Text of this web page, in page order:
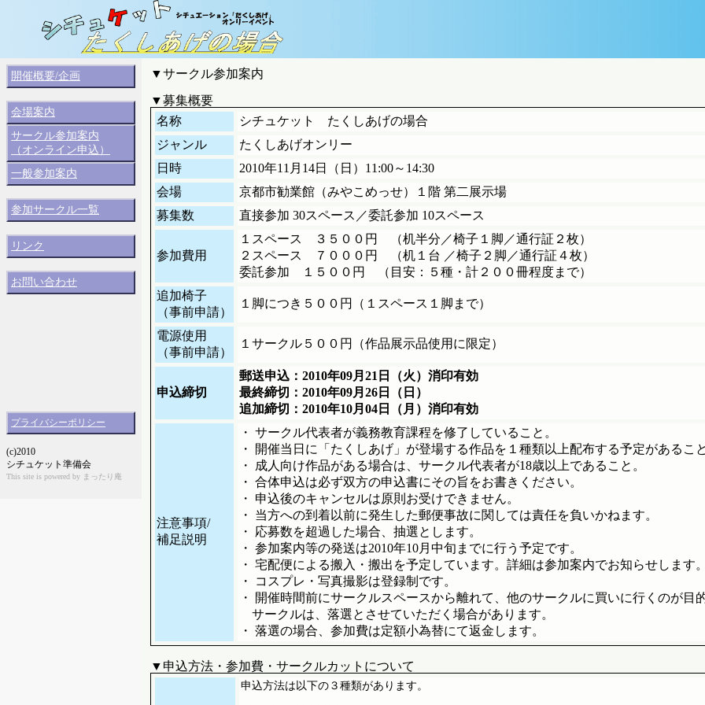
開催概要/企画
会場案内
サークル参加案内
（オンライン申込）
一般参加案内
参加サークル一覧
リンク
お問い合わせ
プライバシーポリシー
(c)2010
シチュケット準備会
This site is powered by まったり庵
▼サークル参加案内
▼募集概要
名称
シチュケット たくしあげの場合
ジャンル
たくしあげオンリー
日時
2010年11月14日（日）11:00～14:30
会場
京都市勧業館（みやこめっせ）１階 第二展示場
募集数
直接参加 30スペース／委託参加 10スペース
参加費用
１スペース ３５００円 （机半分／椅子１脚／通行証２枚）
２スペース ７０００円 （机１台 ／椅子２脚／通行証４枚）
委託参加 １５００円 （目安：５種・計２００冊程度まで）
追加椅子
（事前申請）
１脚につき５００円（１スペース１脚まで）
電源使用
（事前申請）
１サークル５００円（作品展示品使用に限定）
申込締切
郵送申込：2010年09月21日（火）消印有効
最終締切：2010年09月26日（日）
追加締切：2010年10月04日（月）消印有効
注意事項/
補足説明
・ サークル代表者が義務教育課程を修了していること。
・ 開催当日に「たくしあげ」が登場する作品を１種類以上配布する予定があること
・ 成人向け作品がある場合は、サークル代表者が18歳以上であること。
・ 合体申込は必ず双方の申込書にその旨をお書きください。
・ 申込後のキャンセルは原則お受けできません。
・ 当方への到着以前に発生した郵便事故に関しては責任を負いかねます。
・ 応募数を超過した場合、抽選とします。
・ 参加案内等の発送は2010年10月中旬までに行う予定です。
・ 宅配便による搬入・搬出を予定しています。詳細は参加案内でお知らせします。
・ コスプレ・写真撮影は登録制です。
・ 開催時間前にサークルスペースから離れて、他のサークルに買いに行くのが目
サークルは、落選とさせていただく場合があります。
・ 落選の場合、参加費は定額小為替にて返金します。
▼申込方法・参加費・サークルカットについて
申込方法は以下の３種類があります。